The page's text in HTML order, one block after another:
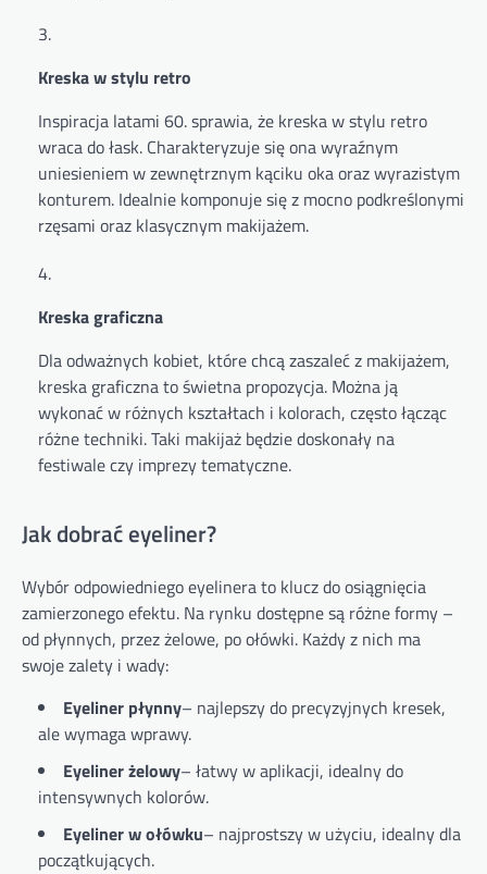
Kreska w stylu retro
Inspiracja latami 60. sprawia, że kreska w stylu retro
wraca do łask. Charakteryzuje się ona wyraźnym
uniesieniem w zewnętrznym kąciku oka oraz wyrazistym
konturem. Idealnie komponuje się z mocno podkreślonymi
rzęsami oraz klasycznym makijażem.
Kreska graficzna
Dla odważnych kobiet, które chcą zaszaleć z makijażem,
kreska graficzna to świetna propozycja. Można ją
wykonać w różnych kształtach i kolorach, często łącząc
różne techniki. Taki makijaż będzie doskonały na
festiwale czy imprezy tematyczne.
Jak dobrać eyeliner?
Wybór odpowiedniego eyelinera to klucz do osiągnięcia
zamierzonego efektu. Na rynku dostępne są różne formy –
od płynnych, przez żelowe, po ołówki. Każdy z nich ma
swoje zalety i wady:
Eyeliner płynny– najlepszy do precyzyjnych kresek,
ale wymaga wprawy.
Eyeliner żelowy– łatwy w aplikacji, idealny do
intensywnych kolorów.
Eyeliner w ołówku– najprostszy w użyciu, idealny dla
początkujących.